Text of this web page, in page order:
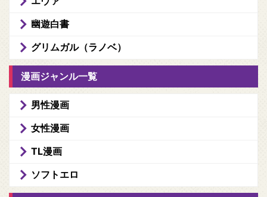
幽遊白書
グリムガル（ラノベ）
漫画ジャンル一覧
男性漫画
女性漫画
TL漫画
ソフトエロ